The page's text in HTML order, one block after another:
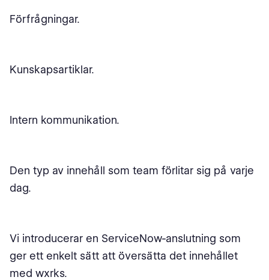
Förfrågningar.
Kunskapsartiklar.
Intern kommunikation.
Den typ av innehåll som team förlitar sig på varje
dag.
Vi introducerar en ServiceNow-anslutning som
ger ett enkelt sätt att översätta det innehållet
med wxrks.